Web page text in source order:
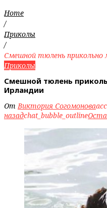
Home
/
Приколы
/
Смешной тюлень
Приколы
Смешной тюлень
Ирландии
ОтВиктория Согомонова
назадchat_bubble_outline